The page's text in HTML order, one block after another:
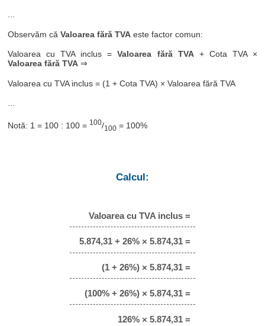
Observăm căValoarea fără TVA este factor comun:
Valoarea cu TVA inclus =Valoarea fără TVA+ Cota TVA ×
Valoarea fără TVA ⇒
Valoarea cu TVA inclus = (1 + Cota TVA) × Valoarea fără TVA
Notă: 1 = 100 : 100 = 100/100 = 100%
Calcul:
Valoarea cu TVA inclus =
5.874,31 + 26% × 5.874,31 =
(1 + 26%) × 5.874,31 =
(100% + 26%) × 5.874,31 =
126% × 5.874,31 =